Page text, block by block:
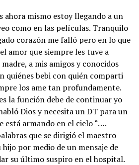
ahora mismo estoy llegando a un
como en las películas. Tranquilo
corazón me falló pero en lo que
amor que siempre les tuve a
a mis amigos y conocidos
quiénes bebi con quién comparti
los ame tan profundamente.
la función debe de continuar yo
Dios y necesita un DT para un
está armando en el cielo “….
que se dirigió el maestro
hijo por medio de un mensaje de
su último suspiro en el hospital.